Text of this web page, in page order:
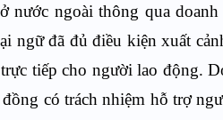
ngoài thông qua
ngữ đã đủ điều kiện xuất
tiếp cho người lao động.
có trách nhiệm hỗ trợ